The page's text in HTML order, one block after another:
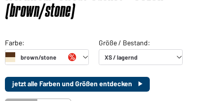
(brown/stone)
jetzt alle Farben und Größen entdecken